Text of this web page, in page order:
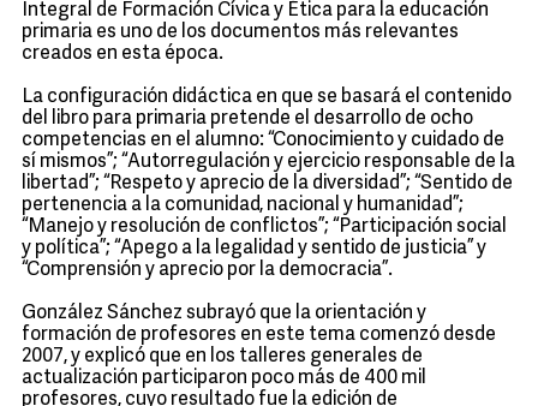
Integral de Formación Cívica y Ética para la educación
primaria es uno de los documentos más relevantes
creados en esta época.
La configuración didáctica en que se basará el contenido
del libro para primaria pretende el desarrollo de ocho
competencias en el alumno: “Conocimiento y cuidado de
sí mismos”; “Autorregulación y ejercicio responsable de la
libertad”; “Respeto y aprecio de la diversidad”; “Sentido de
pertenencia a la comunidad, nacional y humanidad”;
“Manejo y resolución de conflictos”; “Participación social
y política”; “Apego a la legalidad y sentido de justicia” y
“Comprensión y aprecio por la democracia”.
González Sánchez subrayó que la orientación y
formación de profesores en este tema comenzó desde
2007, y explicó que en los talleres generales de
actualización participaron poco más de 400 mil
profesores, cuyo resultado fue la edición de